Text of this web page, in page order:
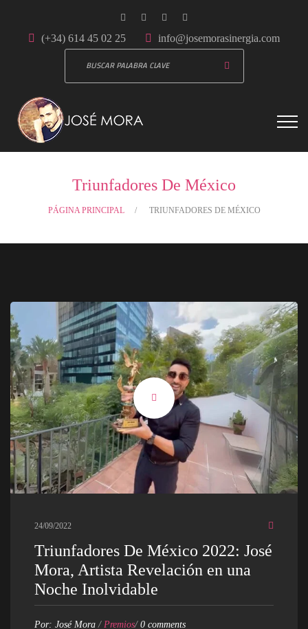
(+34) 614 45 02 25 info@josemorasinergia.com
Triunfadores De México
PÁGINA PRINCIPAL TRIUNFADORES DE MÉXICO
24/09/2022
Triunfadores De México 2022: José
Mora, Artista Revelación en una
Noche Inolvidable
Por: José Mora / Premios/ 0 comments